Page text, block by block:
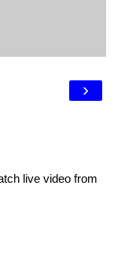
›
live video from